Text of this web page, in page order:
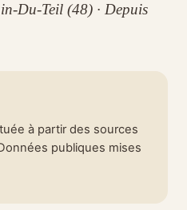
Du-Teil (48) · Depuis
à partir des sources
publiques mises